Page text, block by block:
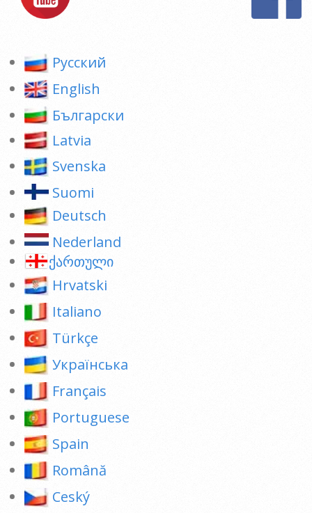
Pусский
English
Български
Latvia
Svenska
Suomi
Deutsch
Nederland
ქართული
Hrvatski
Italiano
Türkçe
Українська
Français
Portuguese
Spain
Română
Ceský